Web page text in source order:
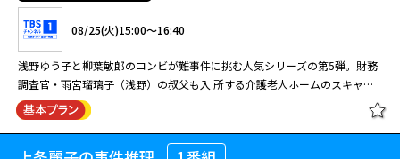
［字］橋田壽賀子ドラマ「渡る世間
回
いた。吉村を会長だと思った光彦だが、中から会長・巖根（丸岡奨詞）が出
てきて、会のメンバーの写真を見せてくれた。その中に由香里が目撃した二
と会ったことを否定したが、光彦は松木の動揺ぶりから何らかの関係がある
と確信した。しかし次の日、松木が死体となって発見された。光彦は二人組
のもう一人の男の行方を追う。 そんな時、光彦は10年前に起きた女子大生
行方不明事件のことを知る。被害者の志水美也子（高橋奈弓）は、篠原の友
人だった。光彦は、この事件が今回の事件と何か関係があると睨む。
肉体の触れ合いが、女たちとひとりの青年の心を開いていく―衝撃的で鮮烈
な愛のドラマ 主人公の森中領（松坂桃李）は東京の名門大学生。日々の生
活や女性との関係に退屈し、バーでのバイトに明け暮れる無気力な生活を送
っている。ある日、領の中学校の同級生で、ホストクラブに勤める田嶋進也
（小柳友）が、美しい女性をバーに連れてきた。女性の名前は御堂静香（真
飛聖）。「女なんてつまんないよ」という領に静香は“情熱の試験“を受けさ
せる。それは、静香が手がける女性専用コールクラブ、「Le Club
Passion」に入るための試験であった。
閉じる
08/25(火)15:00～16:40
浅野ゆう子と柳葉敏郎のコンビが難事件に挑む人気シリーズの第5弾。財務
調査官・雨宮瑠璃子（浅野）の叔父も入 所する介護老人ホームのスキャン
ダルを取材していたルポライターが殺された。ルポライターは経理の不正と
入所者 の虐待について探っていたことが分かる。 捜査一課の村上徳一郎
（柳葉）の要請で瑠璃子たち財務捜査官も捜査に加わり、帳簿などを徹底的